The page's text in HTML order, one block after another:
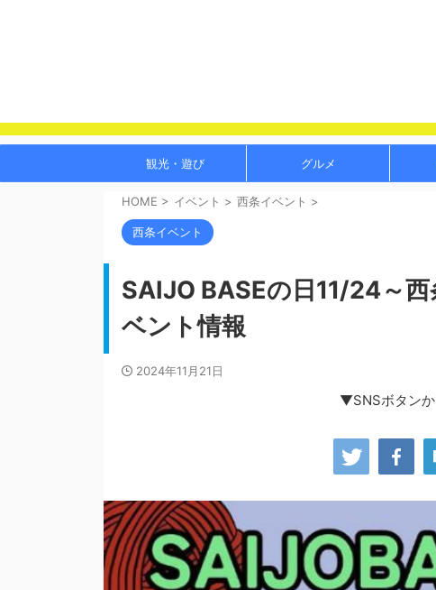
観光・遊び グルメ
HOME > イベント > 西条イベント >
西条イベント
SAIJO BASEの日11/24～
ベント情報
2024年11月21日
▼SNSボタン